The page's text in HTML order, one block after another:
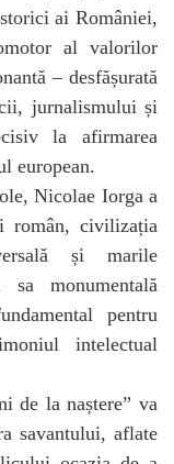
ai României,
al valorilor
– desfășurată
jurnalismului și
la afirmarea
european.
Nicolae Iorga a
român, civilizația
și marile
monumentală
pentru
intelectual
de la naștere” va
savantului, aflate